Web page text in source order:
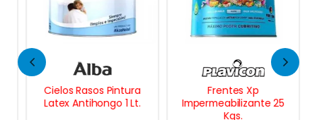
Cielos Rasos Pintura
Latex Antihongo 1 Lt.
Frentes Xp
Impermeabilizante 25
Kgs.